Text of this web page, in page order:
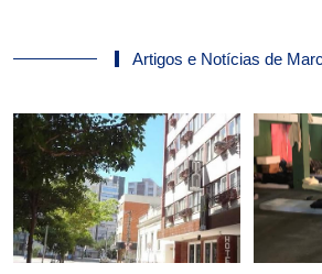
Artigos e Notícias de